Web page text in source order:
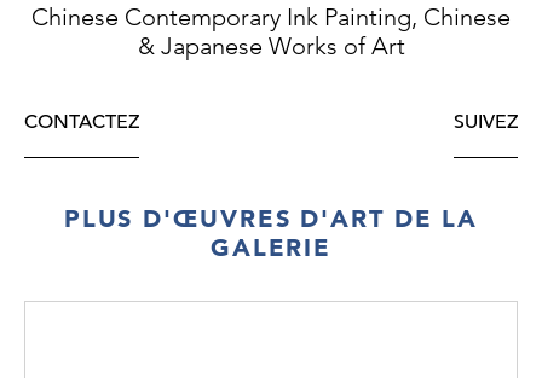
Chinese Contemporary Ink Painting, Chinese
& Japanese Works of Art
CONTACTEZ SUIVEZ
PLUS D'ŒUVRES D'ART DE LA
GALERIE